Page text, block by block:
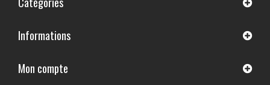
Informations
Mon compte